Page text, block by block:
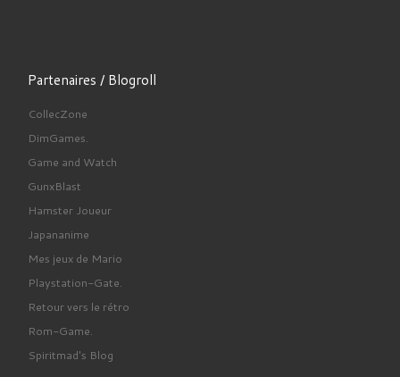
Partenaires / Blogroll
CollecZone
DimGames.
Game and Watch
GunxBlast
Hamster Joueur
Japananime
Mes jeux de Mario
Playstation-Gate.
Retour vers le rétro
Rom-Game.
Spiritmad's Blog